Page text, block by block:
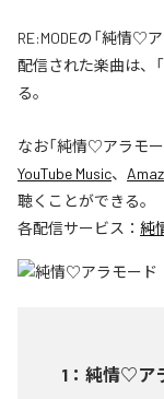
RE:MODEの「純情♡
配信された楽曲は、
る。
なお「純情♡アラモ
YouTube Music、
聴くことができる。
各配信サービス： 純
1 ： 純情♡ア